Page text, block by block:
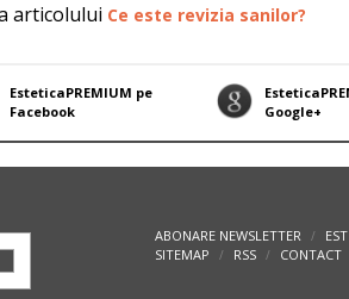
articolului Ce este revizia sanilor?
EsteticaPREMIUM pe
Facebook
Google+
ABONARE NEWSLETTER /
SITEMAP
/ RSS / CONTACT